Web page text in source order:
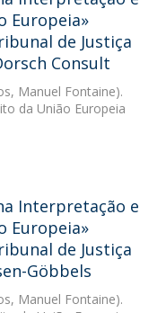

de Justiça
Consult
Manuel Fontaine).
da União Europeia 
Interpretação e

de Justiça
Göbbels
Manuel Fontaine).